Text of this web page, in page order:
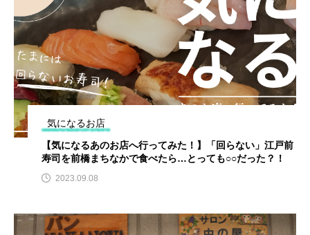
気になるお店
【気になるあのお店へ行ってみた！】「回らない」江戸前
寿司を前橋まちなかで食べたら…とっても○○だった？！
2023.09.08